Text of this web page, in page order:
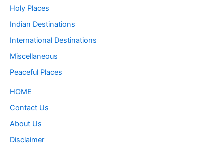
Holy Places
Indian Destinations
International Destinations
Miscellaneous
Peaceful Places
HOME
Contact Us
About Us
Disclaimer